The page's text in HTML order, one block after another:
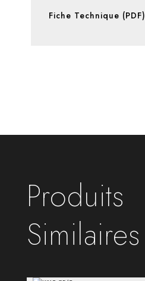
Fiche Technique (PDF)
Produits
Similaires